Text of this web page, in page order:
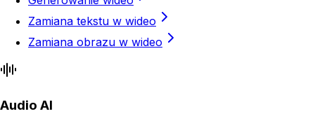
Zamiana tekstu w wideo
Zamiana obrazu w wideo
Audio AI